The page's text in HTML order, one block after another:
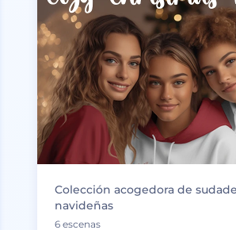
Colección acogedora de
navideñas
6 escenas